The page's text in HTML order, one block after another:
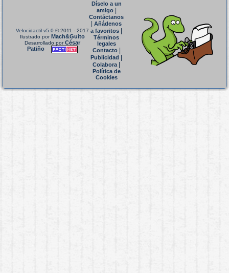
Velocidactil v5.0 © 2011 - 2017
Ilustrado porMach&Guito
Desarrollado porCésar
Patiño
Díselo a un
amigo|
Contáctanos
Añádenos
a favoritos
Términos
legales
Contacto|
Publicidad
Colabora|
Política de
Cookies